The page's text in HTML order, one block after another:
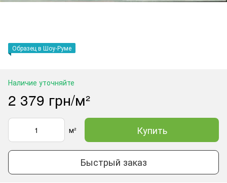
Образец в Шоу-Руме
Наличие уточняйте
2 379 грн/м²
м² Купить
Быстрый заказ